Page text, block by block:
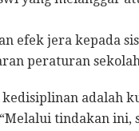
efek jera kepada
peraturan
adalah
tindakan